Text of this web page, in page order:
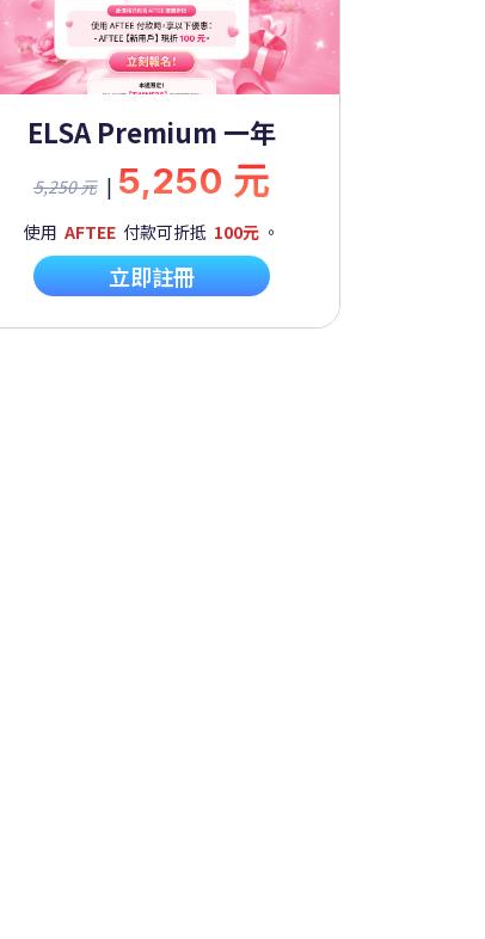
ELSA Premium 一年
5,250 元 | 5,250 元
使用 AFTEE 付款可折抵 100元 。
立即註冊